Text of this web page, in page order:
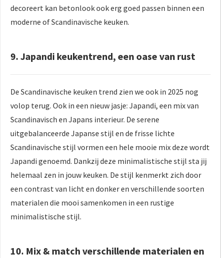
decoreert kan betonlook ook erg goed passen binnen een
moderne of Scandinavische keuken.
9. Japandi keukentrend, een oase van rust
De Scandinavische keuken trend zien we ook in 2025 nog
volop terug. Ook in een nieuw jasje: Japandi, een mix van
Scandinavisch en Japans interieur. De serene
uitgebalanceerde Japanse stijl en de frisse lichte
Scandinavische stijl vormen een hele mooie mix deze wordt
Japandi genoemd. Dankzij deze minimalistische stijl sta jij
helemaal zen in jouw keuken. De stijl kenmerkt zich door
een contrast van licht en donker en verschillende soorten
materialen die mooi samenkomen in een rustige
minimalistische stijl.
10. Mix & match verschillende materialen en